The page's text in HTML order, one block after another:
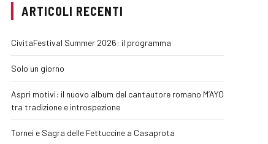
ARTICOLI RECENTI
CivitaFestival Summer 2026: il programma
Solo un giorno
Aspri motivi: il nuovo album del cantautore romano M’AYO
tra tradizione e introspezione
Tornei e Sagra delle Fettuccine a Casaprota